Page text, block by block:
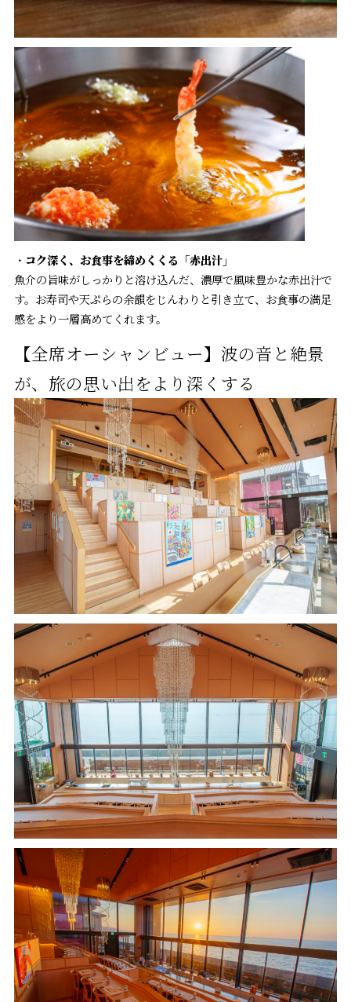
・ コク深く、お食事を締めくくる「赤出汁」
魚介の旨味がしっかりと溶け込んだ、濃厚で風味豊かな赤出汁で
す。お寿司や天ぷらの余韻をじんわりと引き立て、お食事の満足
感をより一層高めてくれます。
【全席オーシャンビュー】波の音と絶景
が、旅の思い出をより深くする